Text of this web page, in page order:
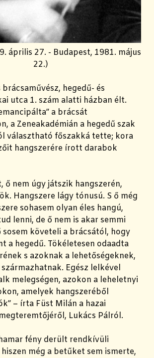
április 27. - Budapest, 1981. május
22.)
hegedű- és
utca 1. szám alatti házban élt.
a brácsát
a Zeneakadémián a hegedű szak
választható főszakká tette; kora
hangszerére írott darabok
ő nem úgy játszik hangszerén,
Hangszere lágy tónusú. S ő még
sohasem olyan éles hangú,
lenni, de ő nem is akar semmi
sosem követeli a brácsától, hogy
a hegedű. Tökéletesen odaadta
s azoknak a lehetőségeknek,
Egész lelkével
melegségen, azokon a leheletnyi
amelyek hangszeréből
– írta Füst Milán a hazai
Lukács Pálról.
fény derült rendkívüli
még a betűket sem ismerte,